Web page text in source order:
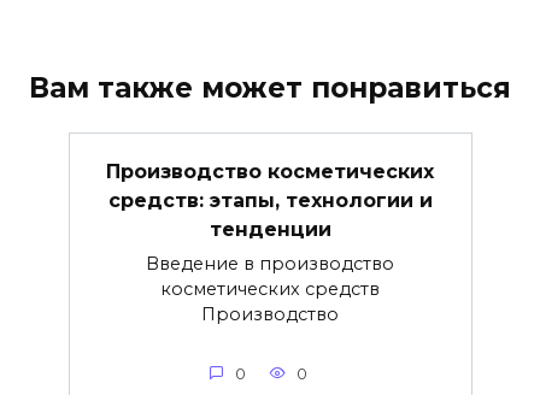
Вам также может понравиться
Производство косметических
средств: этапы, технологии и
тенденции
Введение в производство
косметических средств
Производство
0 0